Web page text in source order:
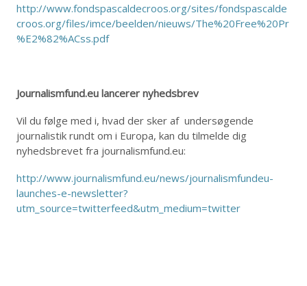
http://www.fondspascaldecroos.org/sites/fondspascalde
croos.org/files/imce/beelden/nieuws/The%20Free%20Pr
%E2%82%ACss.pdf
Journalismfund.eu lancerer nyhedsbrev
Vil du følge med i, hvad der sker af undersøgende
journalistik rundt om i Europa, kan du tilmelde dig
nyhedsbrevet fra journalismfund.eu:
http://www.journalismfund.eu/news/journalismfundeu-
launches-e-newsletter?
utm_source=twitterfeed&utm_medium=twitter